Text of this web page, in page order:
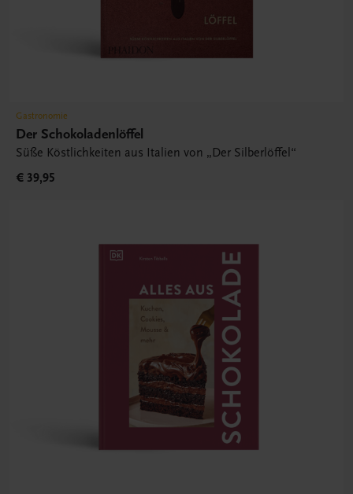
Gastronomie
Der Schokoladenlöffel
Süße Köstlichkeiten aus Italien von „Der Silberlöffel“
€ 39,95